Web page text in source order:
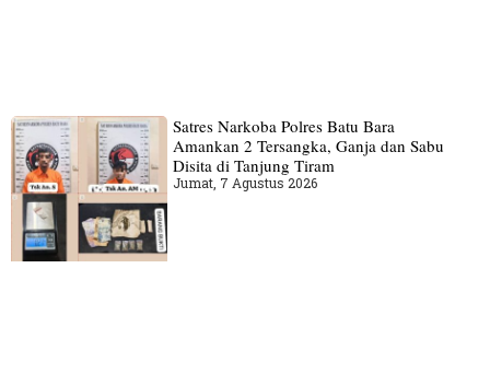
Satres Narkoba Polres Batu Bara
Amankan 2 Tersangka, Ganja dan Sabu
Disita di Tanjung Tiram
Jumat, 7 Agustus 2026